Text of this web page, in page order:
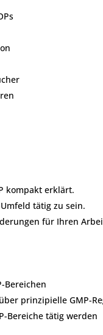
kompakt erklärt.
tätig zu sein.
für Ihren
Bereichen
prinzipielle GMP-
Bereiche tätig werden